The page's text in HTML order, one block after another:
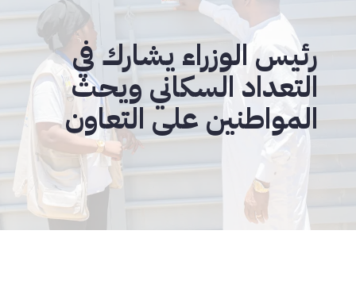
رئيس الوزراء يشارك في
التعداد السكاني ويحث
المواطنين على التعاون